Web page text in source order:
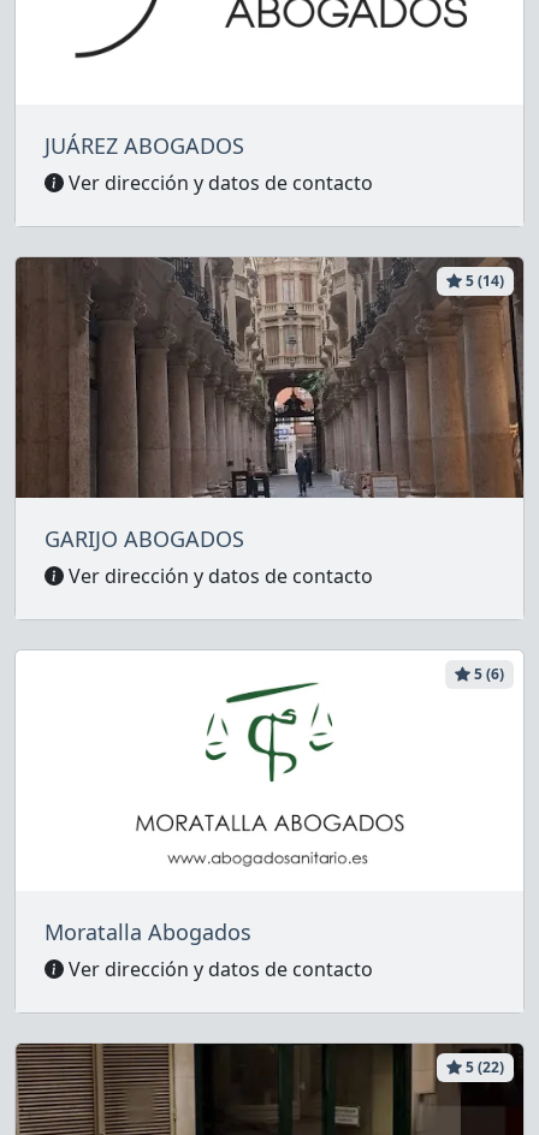
JUÁREZ ABOGADOS
Ver dirección y datos de contacto
5 (14)
GARIJO ABOGADOS
Ver dirección y datos de contacto
5 (6)
Moratalla Abogados
Ver dirección y datos de contacto
5 (22)